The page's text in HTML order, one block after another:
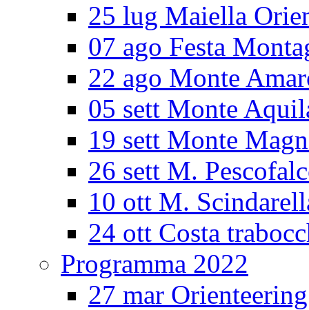
25 lug Maiella
07 ago Festa
22 ago Monte
05 sett Monte
19 sett Monte
26 sett M.
10 ott M.
24 ott Costa
Programma 2022
27 mar Orienteering